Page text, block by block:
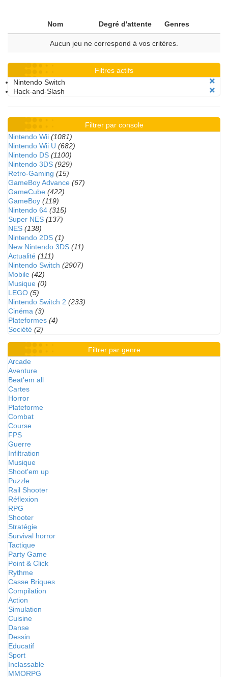
Nom Degré d'attente Genres
Aucun jeu ne correspond à vos critères.
Filtres actifs
Nintendo Switch
Hack-and-Slash
Filtrer par console
Nintendo Wii (1081)
Nintendo Wii U (682)
Nintendo DS (1100)
Nintendo 3DS (929)
Retro-Gaming (15)
GameBoy Advance (67)
GameCube (422)
GameBoy (119)
Nintendo 64 (315)
Super NES (137)
NES (138)
Nintendo 2DS (1)
New Nintendo 3DS (11)
Actualité (111)
Nintendo Switch (2907)
Mobile (42)
Musique (0)
LEGO (5)
Nintendo Switch 2 (233)
Cinéma (3)
Plateformes (4)
Société (2)
Filtrer par genre
Arcade
Aventure
Beat'em all
Cartes
Horror
Plateforme
Combat
Course
FPS
Guerre
Infiltration
Musique
Shoot'em up
Puzzle
Rail Shooter
Réflexion
RPG
Shooter
Stratégie
Survival horror
Tactique
Party Game
Point & Click
Rythme
Casse Briques
Compilation
Action
Simulation
Cuisine
Danse
Dessin
Educatif
Sport
Inclassable
MMORPG